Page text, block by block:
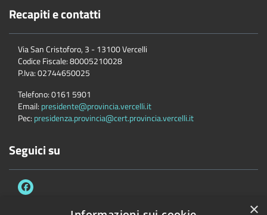
Recapiti e contatti
Via San Cristoforo, 3 - 13100 Vercelli
Codice Fiscale:80005210028
P.Iva:02744650025
Telefono:0161 5901
Email: presidente@provincia.vercelli.it
Pec: presidenza.provincia@cert.provincia.vercelli.it
Seguici su
×